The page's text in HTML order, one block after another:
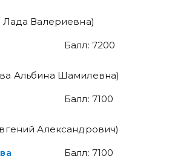
Лада Валериевна)
Балл: 7200
Альбина Шамилевна)
Балл: 7100
Александрович)
Балл: 7100